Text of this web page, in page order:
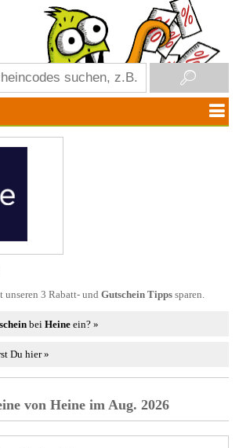
3 Rabatt- und Gutschein Tippssparen.
beiHeine ein? »
Du hier »
von Heine im Aug. 2026